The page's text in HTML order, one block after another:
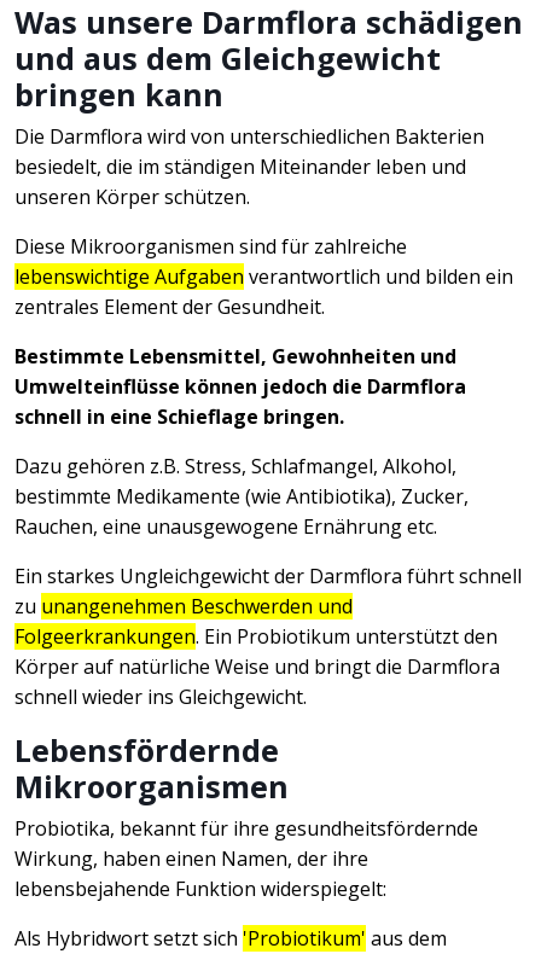
Was unsere Darmflora schädigen
und aus dem Gleichgewicht
bringen kann
Die Darmflora wird von unterschiedlichen Bakterien
besiedelt, die im ständigen Miteinander leben und
unseren Körper schützen.
Diese Mikroorganismen sind für zahlreiche
lebenswichtige Aufgaben verantwortlich und bilden ein
zentrales Element der Gesundheit.
Bestimmte Lebensmittel, Gewohnheiten und
Umwelteinflüsse können jedoch die Darmflora
schnell in eine Schieflage bringen.
Dazu gehören z.B. Stress, Schlafmangel, Alkohol,
bestimmte Medikamente (wie Antibiotika), Zucker,
Rauchen, eine unausgewogene Ernährung etc.
Ein starkes Ungleichgewicht der Darmflora führt schnell
zu unangenehmen Beschwerden und
Folgeerkrankungen. Ein Probiotikum unterstützt den
Körper auf natürliche Weise und bringt die Darmflora
schnell wieder ins Gleichgewicht.
Lebensfördernde
Mikroorganismen
Probiotika, bekannt für ihre gesundheitsfördernde
Wirkung, haben einen Namen, der ihre
lebensbejahende Funktion widerspiegelt:
Als Hybridwort setzt sich 'Probiotikum' aus dem